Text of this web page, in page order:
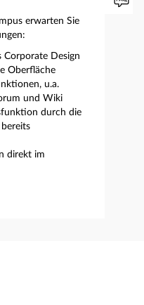
erwarten Sie
Corporate Design
Oberfläche
u.a.
und Wiki
durch die
direkt im